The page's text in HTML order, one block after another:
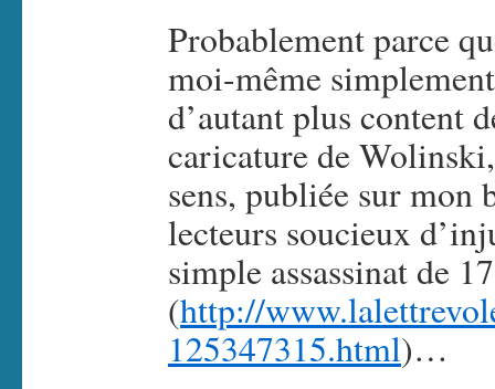
Probablement parce
moi-même
d’autant plus content
caricature de
sens, publiée sur mon
lecteurs soucieux
simple assassinat de
(http://
125347315.html)…